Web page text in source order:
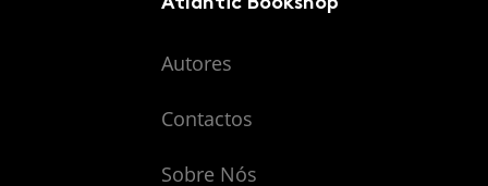
Autores
Contactos
Sobre Nós